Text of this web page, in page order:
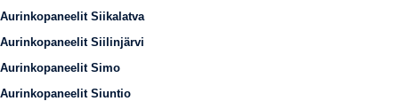
Aurinkopaneelit Siikalatva
Aurinkopaneelit Siilinjärvi
Aurinkopaneelit Simo
Aurinkopaneelit Siuntio